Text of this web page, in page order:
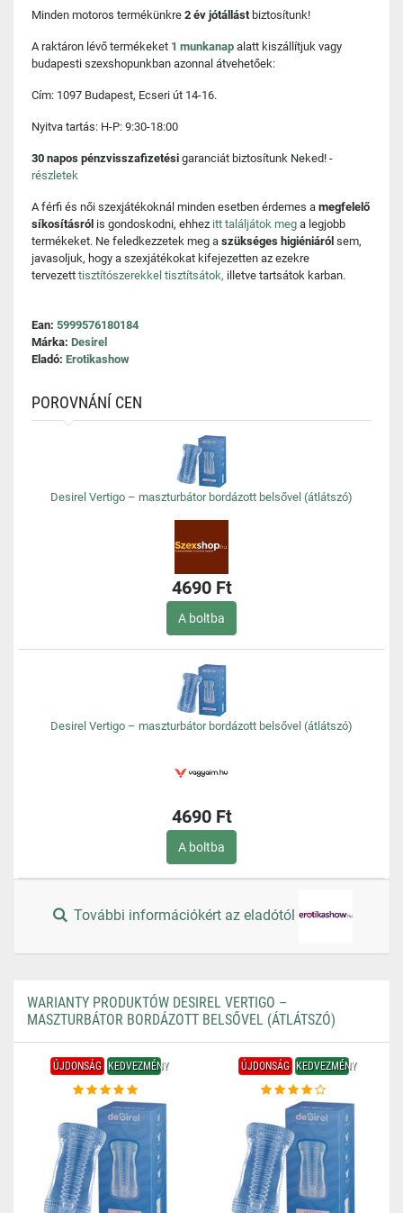
Minden motoros termékünkre 2 év jótállást biztosítunk!
A raktáron lévő termékeket 1 munkanap alatt kiszállítjuk vagy
budapesti szexshopunkban azonnal átvehetőek:
Cím: 1097 Budapest, Ecseri út 14-16.
Nyitva tartás: H-P: 9:30-18:00
30 napos pénzvisszafizetési garanciát biztosítunk Neked! -
részletek
A férfi és női szexjátékoknál minden esetben érdemes a megfelelő
síkosításról is gondoskodni, ehhez itt találjátok meg a legjobb
termékeket. Ne feledkezzetek meg a szükséges higiéniáról sem,
javasoljuk, hogy a szexjátékokat kifejezetten az ezekre
tervezett tisztítószerekkel tisztítsátok, illetve tartsátok karban.
Ean: 5999576180184
Márka: Desirel
Eladó: Erotikashow
POROVNÁNÍ CEN
Desirel Vertigo – maszturbátor bordázott belsővel (átlátszó)
4690 Ft
A boltba
Desirel Vertigo – maszturbátor bordázott belsővel (átlátszó)
4690 Ft
A boltba
További információkért az eladótól
WARIANTY PRODUKTÓW DESIREL VERTIGO –
MASZTURBÁTOR BORDÁZOTT BELSŐVEL (ÁTLÁTSZÓ)
ÚJDONSÁG KEDVEZMÉNY ÚJDONSÁG KEDVEZMÉNY